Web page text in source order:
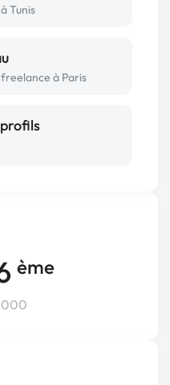
ème
000
Tunis
à Paris